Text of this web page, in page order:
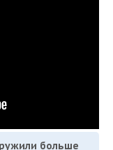
больше